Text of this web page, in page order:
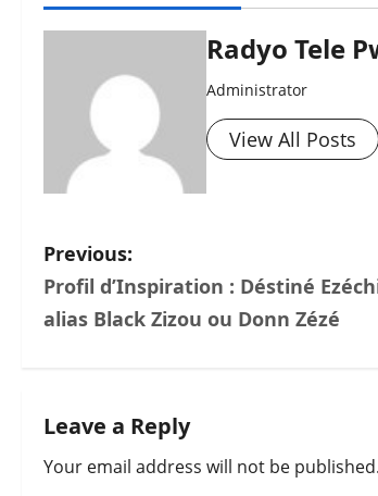
Radyo Tele
Administrator
View All Posts
P
o
n
a
Previous:
Profil d’Inspiration : Déstiné
alias Black Zizou ou Donn Zézé
Leave a Reply
Your email address will not be published.